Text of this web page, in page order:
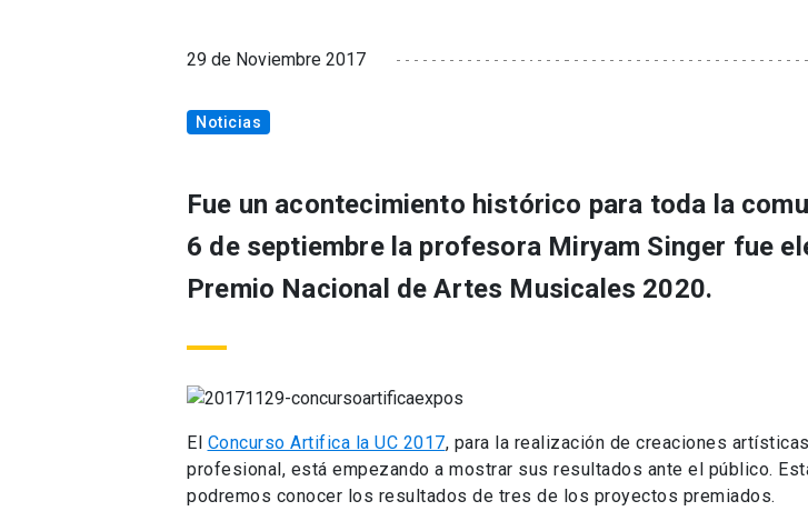
29 de Noviembre 2017
Noticias
Fue un acontecimiento histórico para toda la
6 de septiembre la profesora Miryam Singer fue
Premio Nacional de Artes Musicales 2020.
El Concurso Artifica la UC 2017, para la realización de creaciones
profesional, está empezando a mostrar sus resultados ante el público.
podremos conocer los resultados de tres de los proyectos premiados.